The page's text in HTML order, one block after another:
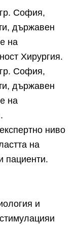
София,
държавен
на
Хирургия.
София,
държавен
на
ниво
на
пациенти.
и